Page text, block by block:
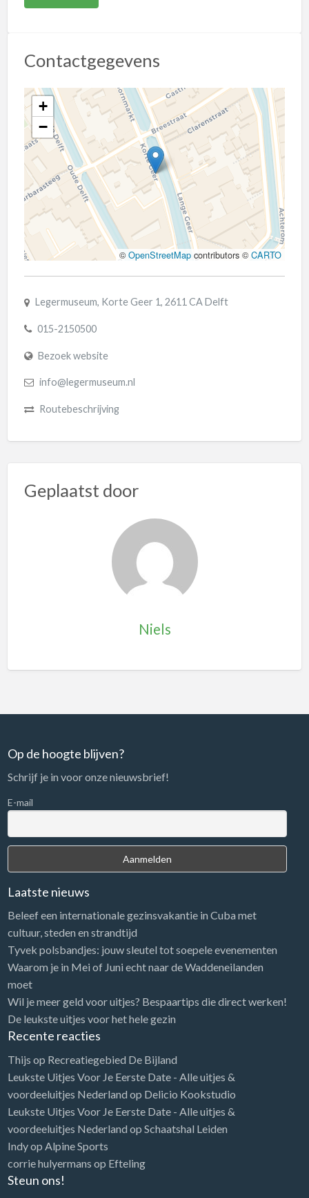
Contactgegevens
+
−
©OpenStreetMap contributors ©CARTO
Legermuseum, Korte Geer 1, 2611 CA Delft
015-2150500
Bezoek website
info@legermuseum.nl
Routebeschrijving
Geplaatst door
Niels
Op de hoogte blijven?
Schrijf je in voor onze nieuwsbrief!
E-mail
Laatste nieuws
Beleef een internationale gezinsvakantie in Cuba met
cultuur, steden en strandtijd
Tyvek polsbandjes: jouw sleutel tot soepele evenementen
Waarom je in Mei of Juni echt naar de Waddeneilanden
moet
Wil je meer geld voor uitjes? Bespaartips die direct werken!
De leukste uitjes voor het hele gezin
Recente reacties
Thijs op Recreatiegebied De Bijland
Leukste Uitjes Voor Je Eerste Date - Alle uitjes &
voordeeluitjes Nederland op Delicio Kookstudio
Leukste Uitjes Voor Je Eerste Date - Alle uitjes &
voordeeluitjes Nederland op Schaatshal Leiden
Indyop Alpine Sports
corrie hulyermans op Efteling
Steun ons!